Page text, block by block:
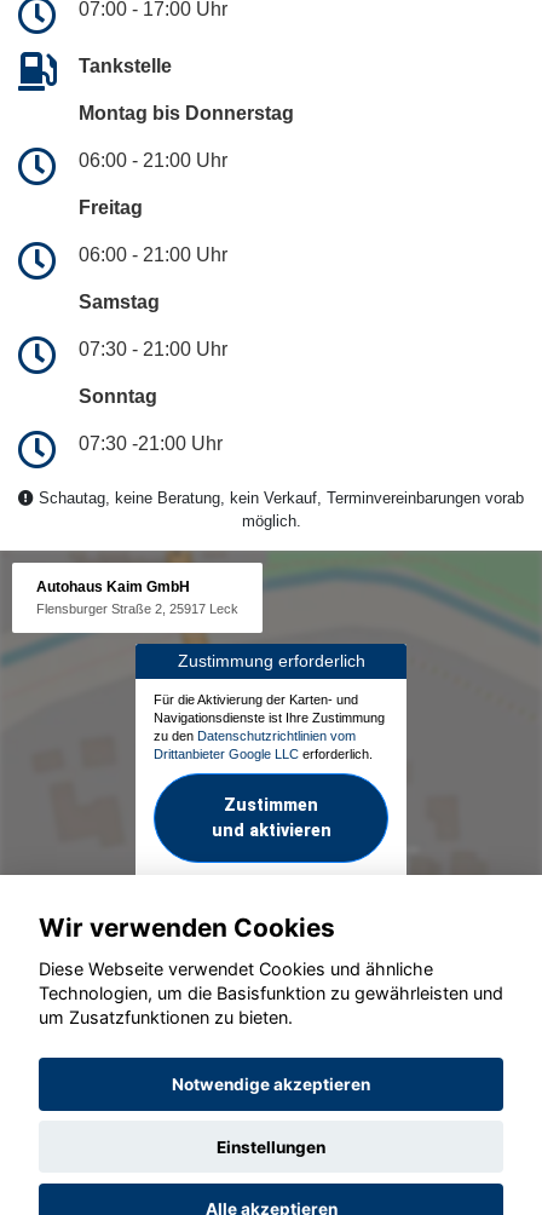
07:00 - 17:00 Uhr
Tankstelle
Montag bis Donnerstag
06:00 - 21:00 Uhr
Freitag
06:00 - 21:00 Uhr
Samstag
07:30 - 21:00 Uhr
Sonntag
07:30 -21:00 Uhr
Schautag, keine Beratung, kein Verkauf, Terminvereinbarungen vorab
möglich.
Autohaus Kaim GmbH
Flensburger Straße 2, 25917 Leck
Zustimmung erforderlich
Für die Aktivierung der Karten- und
Navigationsdienste ist Ihre Zustimmung
zu den Datenschutzrichtlinien vom
Drittanbieter Google LLC erforderlich.
Zustimmen
und aktivieren
© konjunkturmotor.de GmbH 2020 - 2026
Wir verwenden Cookies
Diese Webseite verwendet Cookies und ähnliche
Technologien, um die Basisfunktion zu gewährleisten und
um Zusatzfunktionen zu bieten.
Notwendige akzeptieren
Einstellungen
Alle akzeptieren